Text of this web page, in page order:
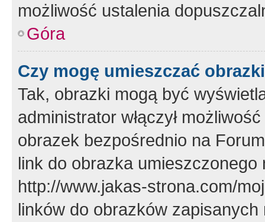
możliwość ustalenia
Góra
Czy mogę umieszczać
Tak, obrazki mogą być
administrator włączył
obrazek bezpośrednio na
link do obrazka
http://www.jakas-strona.com/
linków do obrazków